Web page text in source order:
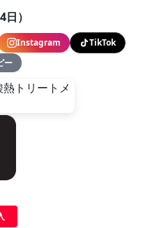
）
Instagram
TikTok
ー